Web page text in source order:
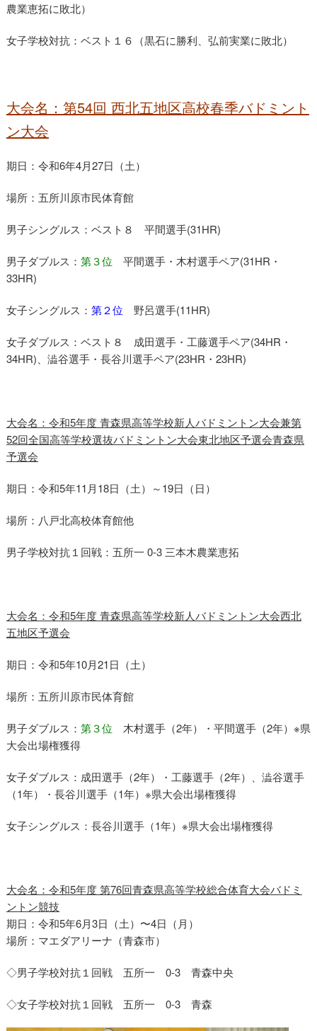
農業恵拓に敗北）
女子学校対抗：ベスト１６（黒石に勝利、弘前実業に敗北）
大会名：第54回 西北五地区高校春季バドミント
ン大会
期日：令和6年4月27日（土）
場所：五所川原市民体育館
男子シングルス：ベスト８ 平間選手(31HR)
男子ダブルス： 第３位 平間選手・木村選手ペア(31HR・
33HR)
女子シングルス： 第２位 野呂選手(11HR)
女子ダブルス：ベスト８ 成田選手・工藤選手ペア(34HR・
34HR)、澁谷選手・長谷川選手ペア(23HR・23HR)
大会名：令和5年度 青森県高等学校新人バドミントン大会兼第
52回全国高等学校選抜バドミントン大会東北地区予選会青森県
予選会
期日：令和5年11月18日（土）～19日（日）
場所：八戸北高校体育館他
男子学校対抗１回戦：五所一 0-3 三本木農業恵拓
大会名：令和5年度 青森県高等学校新人バドミントン大会西北
五地区予選会
期日：令和5年10月21日（土）
場所：五所川原市民体育館
男子ダブルス： 第３位 木村選手（2年）・平間選手（2年）※県
大会出場権獲得
女子ダブルス：成田選手（2年）・工藤選手（2年）、澁谷選手
（1年）・長谷川選手（1年）※県大会出場権獲得
女子シングルス：長谷川選手（1年）※県大会出場権獲得
大会名：令和5年度 第76回青森県高等学校総合体育大会バドミ
ントン競技
期日：令和5年6月3日（土）〜4日（月）
場所：マエダアリーナ（青森市）
◇男子学校対抗１回戦 五所一 0-3 青森中央
◇女子学校対抗１回戦 五所一 0-3 青森